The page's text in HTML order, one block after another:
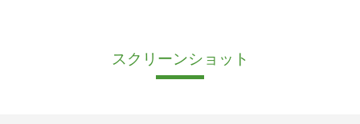
スクリーンショット